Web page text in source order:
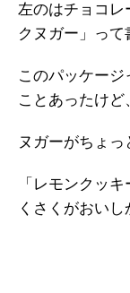
左のはチョコレ
クヌガー」って
このパッケー
ことあったけど
ヌガーがちょ
「レモンクッ
くさくがおいし